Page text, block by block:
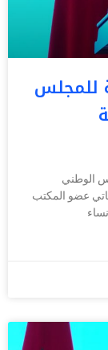
للمجلس
الوطني
عضو المكتب